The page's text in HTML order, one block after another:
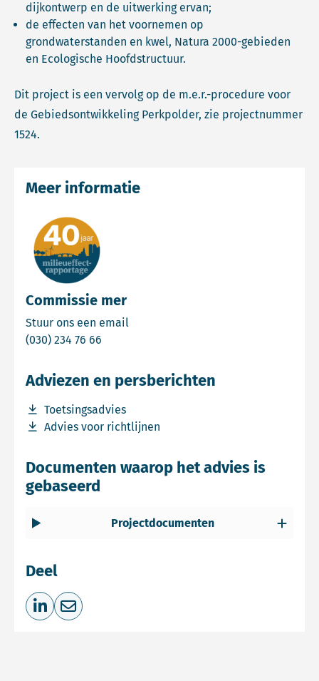
dijkontwerp en de uitwerking ervan;
de effecten van het voornemen op
grondwaterstanden en kwel, Natura 2000-gebieden
en Ecologische Hoofdstructuur.
Dit project is een vervolg op de m.e.r.-procedure voor
de Gebiedsontwikkeling Perkpolder, zie projectnummer
1524.
Commissie mer
Stuur ons een email
(030) 234 76 66
Meer informatie
Adviezen en persberichten
Toetsingsadvies
Download bestand Toetsingsadvies
Advies voor richtlijnen
Download bestand Advies voor richtlijnen
Documenten waarop het advies is
gebaseerd
Projectdocumenten
Deel
Deel op LinkedIn
Deel via e-mail